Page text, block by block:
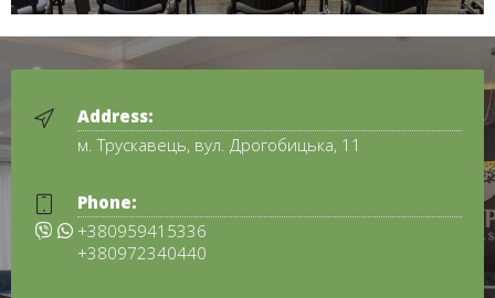
Address:
м. Трускавець, вул. Дрогобицька, 11
Phone:
+380959415336
+380972340440